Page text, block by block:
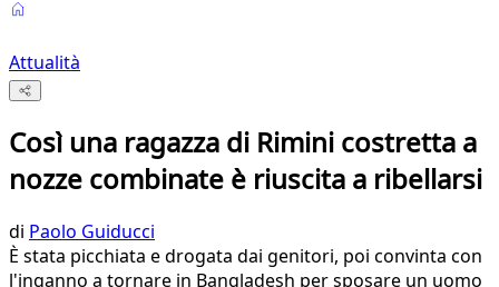
Attualità
Così una ragazza di Rimini costretta a
nozze combinate è riuscita a ribellarsi
di Paolo Guiducci
È stata picchiata e drogata dai genitori, poi convinta con
l'inganno a tornare in Bangladesh per sposare un uomo